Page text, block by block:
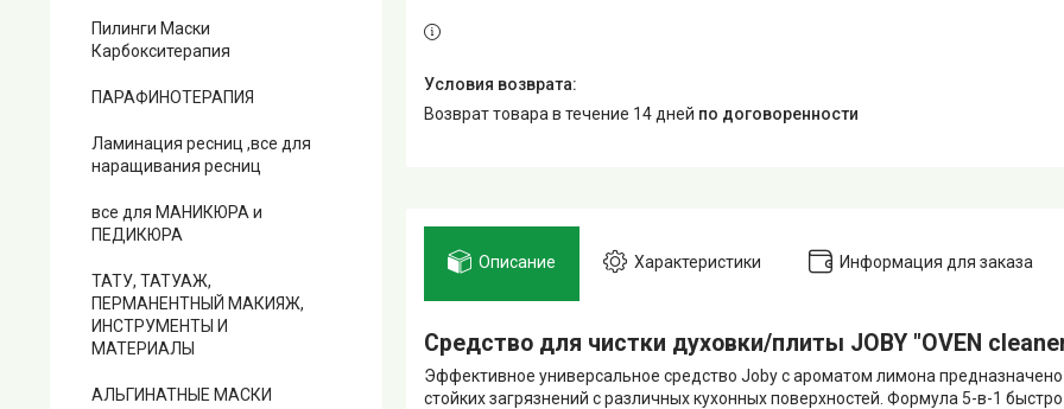
возврат товара в течение 14 дней по договоренности
Описание Характеристики Информация для заказа
Средство для чистки духовки/плиты JOBY "OVEN
Эффективное универсальное средство Joby с ароматом лимона
стойких загрязнений с различных кухонных поверхностей. Формула 5-в-1
Пилинги Маски
Карбокситерапия
ПАРАФИНОТЕРАПИЯ
Ламинация ресниц ,все для
наращивания ресниц
все для МАНИКЮРА и
ПЕДИКЮРА
ТАТУ, ТАТУАЖ,
ПЕРМАНЕНТНЫЙ МАКИЯЖ,
ИНСТРУМЕНТЫ И
МАТЕРИАЛЫ
АЛЬГИНАТНЫЕ МАСКИ